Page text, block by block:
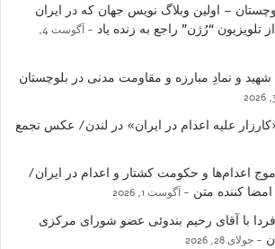
– اولین وبلاگ نویس جهان که در ایران
“رُژن” راجع به زنده یاد
آگوست 4,
شهید و نمادِ مبارزه و مقاومت مدنی در بلوچستان
علیه اعدام در ایران» در لندن/ عکس تجمع
اعدام‌ها و حکومت کشتار و اعدام در ایران/
کننده متن
آگوست 1, 2026
فردا با آقای رحیم بندوئی عضو شورای مرکزی
جولای 28, 2026